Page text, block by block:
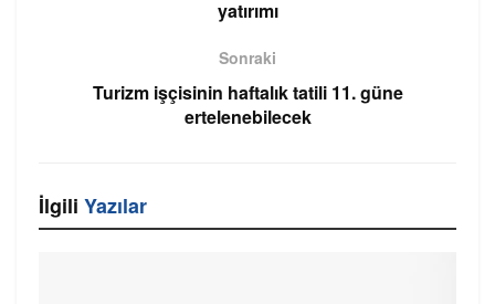
yatırımı
Sonraki
Turizm işçisinin haftalık tatili 11. güne
ertelenebilecek
İlgili Yazılar